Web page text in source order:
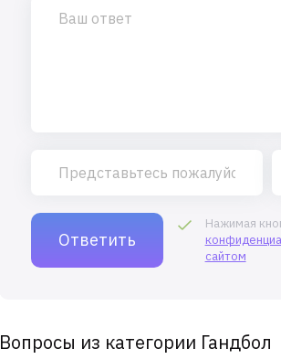
Нажимая
сайтом
Вопросы из категории Гандбол